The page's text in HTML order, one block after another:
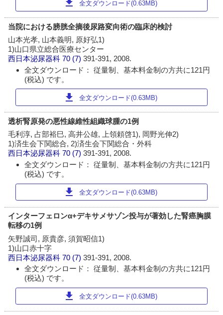
download 全文ダウンロード(0.63MB)
当院における膀胱全摘後尿路変向術の臨床的検討
山本光孝, 山本義明, 原好弘1)
1)山口県立総合医療センター
西日本泌尿器科 70 (7)391-391, 2008.
全文ダウンロード： 従量制、基本料金制の方共に121円
(税込) です。
download 全文ダウンロード(0.63MB)
透析腎原発の悪性線維性組織球腫の1例
毛利淳, 占部裕巳, 高井公雄, 上領頼啓1), 岡野光伸2)
1)済生会下関総合, 2)済生会下関総合・外科
西日本泌尿器科 70 (7)391-391, 2008.
全文ダウンロード： 従量制、基本料金制の方共に121円
(税込) です。
download 全文ダウンロード(0.63MB)
インターフェロンα+デキサメサゾン投与が著効した腎癌胸膜
転移の1例
矢野誠司, 原貴彦, 須賀昭信1)
1)山口赤十字
西日本泌尿器科 70 (7)391-391, 2008.
全文ダウンロード： 従量制、基本料金制の方共に121円
(税込) です。
download 全文ダウンロード(0.63MB)